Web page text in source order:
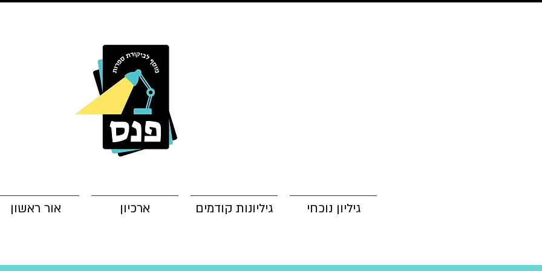
גיליון נוכחי גיליונות קודמים ארכיון אור ראשון